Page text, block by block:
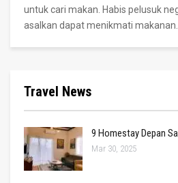
untuk cari makan. Habis pelusuk
asalkan dapat menikmati makanan
Travel News
9 Homestay Depan
Mar 30, 2025